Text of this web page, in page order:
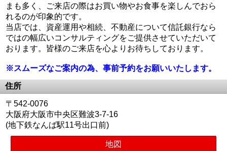
まも多く、ご来店の際はお買い物やお食事を楽しんでおら
れるのが印象的です。
当店では、資産運用や相続、不動産について信託銀行なら
ではの幅広いコンサルティングをご提供させていただいて
おります。皆様のご来店を心よりお待ちしております。
※スムーズなご案内の為、事前予約をお願いいたします。
住所
〒542-0076
大阪府大阪市中央区難波3-7-16
(地下鉄なんば駅11号出口前)
地図